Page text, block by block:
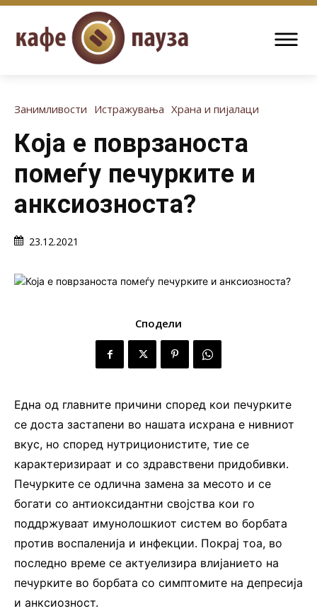
Занимливости Истражувања Храна и пијалаци
Која е поврзаноста
помеѓу печурките и
анксиозноста?
23.12.2021
Сподели
Една од главните причини според кои печурките
се доста застапени во нашата исхрана е нивниот
вкус, но според нутриционистите, тие се
карактеризираат и со здравствени придобивки.
Печурките се одлична замена за месото и се
богати со антиоксидантни својства кои го
поддржуваат имунолошкиот систем во борбата
против воспаленија и инфекции. Покрај тоа, во
последно време се актуелизира влијанието на
печурките во борбата со симптомите на депресија
и анксиозност.